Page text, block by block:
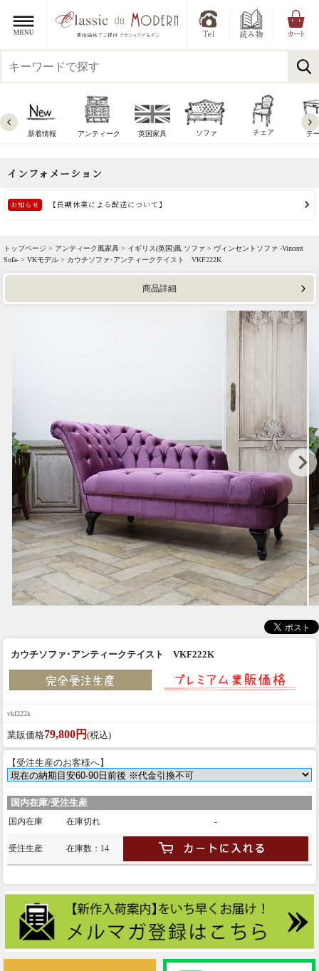
新着情報 アンティーク 英国家具 ソファ チェア テ
トップページ > アンティーク風家具 > イギリス(英国)風 ソファ > ヴィンセントソファ -Vincent
Sofa- > VKモデル > カウチソファ･アンティークテイスト VKF222K
商品詳細
カウチソファ･アンティークテイスト VKF222K
vkf222k
業販価格79,800円 (税込)
【受注生産のお客様へ】
国内在庫/受注生産
国内在庫 在庫切れ -
受注生産 在庫数：14